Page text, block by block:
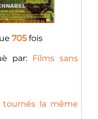
705fois
par: Films sans
tournés la même